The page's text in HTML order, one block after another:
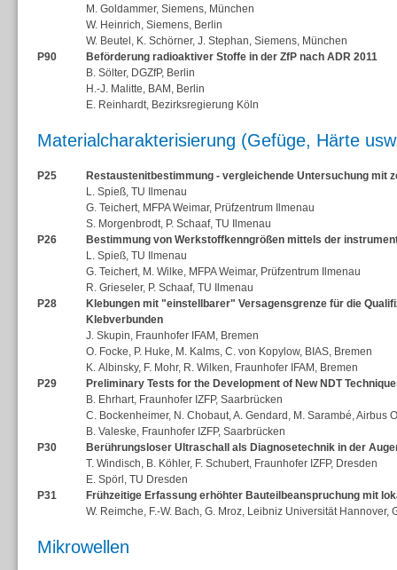
M. Goldammer, Siemens, München
W. Heinrich, Siemens, Berlin
W. Beutel, K. Schörner, J. Stephan, Siemens, München
P90
Beförderung radioaktiver Stoffe in der ZfP nach ADR 2011
B. Sölter, DGZfP, Berlin
H.-J. Malitte, BAM, Berlin
E. Reinhardt, Bezirksregierung Köln
Materialcharakterisierung (Gefüge, Härte
P25
Restaustenitbestimmung - vergleichende Untersuchung mit
L. Spieß, TU Ilmenau
G. Teichert, MFPA Weimar, Prüfzentrum Ilmenau
S. Morgenbrodt, P. Schaaf, TU Ilmenau
P26
Bestimmung von Werkstoffkenngrößen mittels der
L. Spieß, TU Ilmenau
G. Teichert, M. Wilke, MFPA Weimar, Prüfzentrum Ilmenau
R. Grieseler, P. Schaaf, TU Ilmenau
P28
Klebungen mit "einstellbarer" Versagensgrenze für die
Klebverbunden
J. Skupin, Fraunhofer IFAM, Bremen
O. Focke, P. Huke, M. Kalms, C. von Kopylow, BIAS, Bremen
K. Albinsky, F. Mohr, R. Wilken, Fraunhofer IFAM, Bremen
P29
Preliminary Tests for the Development of New NDT
B. Ehrhart, Fraunhofer IZFP, Saarbrücken
C. Bockenheimer, N. Chobaut, A. Gendard, M. Sarambé, Airbus
B. Valeske, Fraunhofer IZFP, Saarbrücken
P30
Berührungsloser Ultraschall als Diagnosetechnik in der
T. Windisch, B. Köhler, F. Schubert, Fraunhofer IZFP, Dresden
E. Spörl, TU Dresden
P31
Frühzeitige Erfassung erhöhter Bauteilbeanspruchung mit
W. Reimche, F.-W. Bach, G. Mroz, Leibniz Universität Hannover,
Mikrowellen